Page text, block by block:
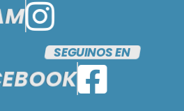
SEGUINOS EN